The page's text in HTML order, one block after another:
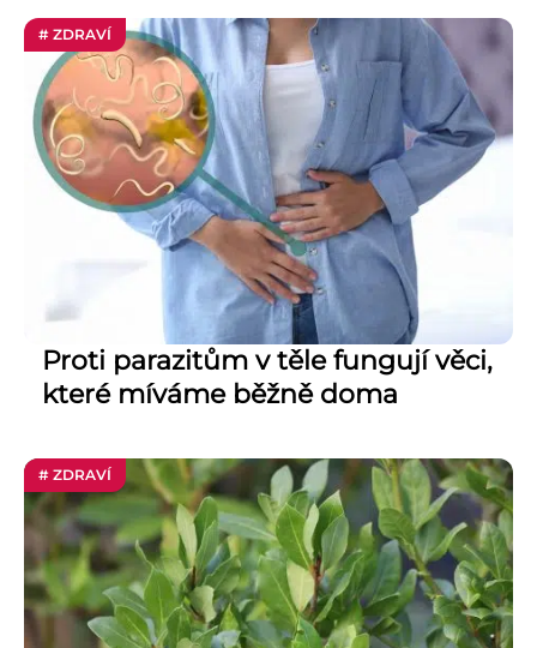
# ZDRAVÍ
Proti parazitům v těle fungují věci,
které míváme běžně doma
# ZDRAVÍ